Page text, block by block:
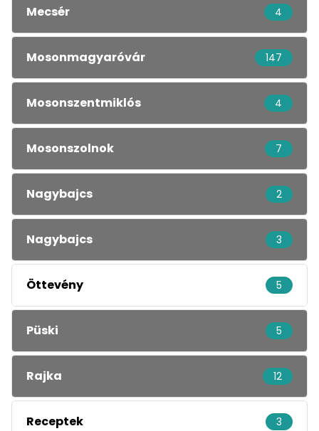
Mecsér 4
Mosonmagyaróvár 147
Mosonszentmiklós 4
Mosonszolnok 7
Nagybajcs 2
Nagybajcs 3
Öttevény 5
Püski 5
Rajka 12
Receptek 3